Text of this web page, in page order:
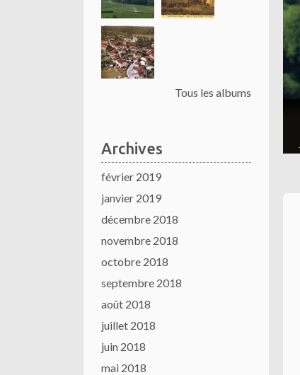
Tous les albums
Archives
février 2019
janvier 2019
décembre 2018
novembre 2018
octobre 2018
septembre 2018
août 2018
juillet 2018
juin 2018
mai 2018